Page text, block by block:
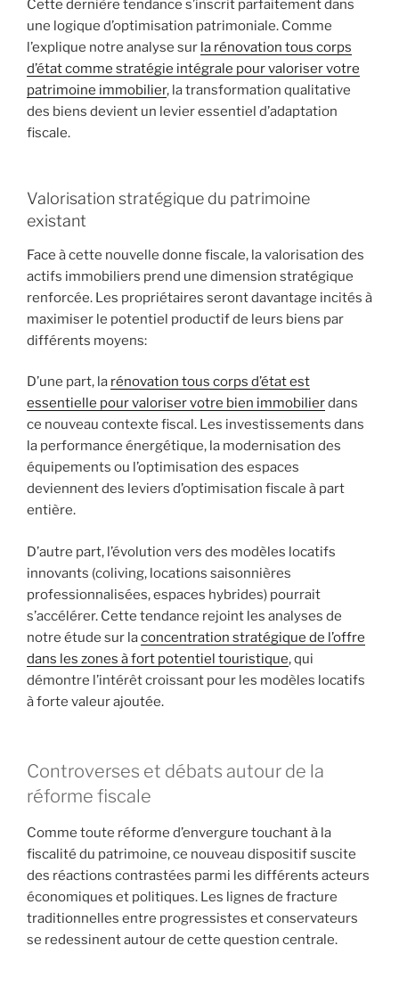
Cette dernière tendance s’inscrit parfaitement dans
une logique d’optimisation patrimoniale. Comme
l’explique notre analyse sur la rénovation tous corps
d’état comme stratégie intégrale pour valoriser votre
patrimoine immobilier, la transformation qualitative
des biens devient un levier essentiel d’adaptation
fiscale.
Valorisation stratégique du patrimoine
existant
Face à cette nouvelle donne fiscale, la valorisation des
actifs immobiliers prend une dimension stratégique
renforcée. Les propriétaires seront davantage incités à
maximiser le potentiel productif de leurs biens par
différents moyens:
D’une part, la rénovation tous corps d’état est
essentielle pour valoriser votre bien immobilierdans
ce nouveau contexte fiscal. Les investissements dans
la performance énergétique, la modernisation des
équipements ou l’optimisation des espaces
deviennent des leviers d’optimisation fiscale à part
entière.
D’autre part, l’évolution vers des modèles locatifs
innovants (coliving, locations saisonnières
professionnalisées, espaces hybrides) pourrait
s’accélérer. Cette tendance rejoint les analyses de
notre étude sur laconcentration stratégique de l’offre
dans les zones à fort potentiel touristique, qui
démontre l’intérêt croissant pour les modèles locatifs
à forte valeur ajoutée.
Controverses et débats autour de la
réforme fiscale
Comme toute réforme d’envergure touchant à la
fiscalité du patrimoine, ce nouveau dispositif suscite
des réactions contrastées parmi les différents acteurs
économiques et politiques. Les lignes de fracture
traditionnelles entre progressistes et conservateurs
se redessinent autour de cette question centrale.